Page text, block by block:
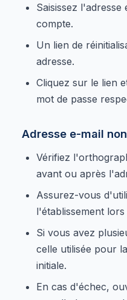
Saisissez l'adresse
compte.
Un lien de
adresse.
Cliquez sur le lien
mot de passe
Adresse e-mail
Vérifiez
avant ou après
Assurez-vous
l'établissement
Si vous avez
celle utilisée pour
initiale.
En cas d'échec,